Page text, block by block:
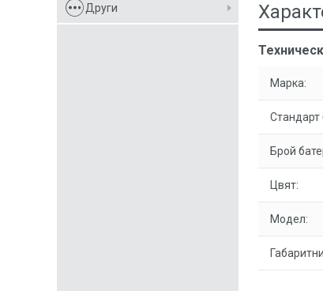
Други
Марка:
Стандарт
Брой
Цвят:
Модел: